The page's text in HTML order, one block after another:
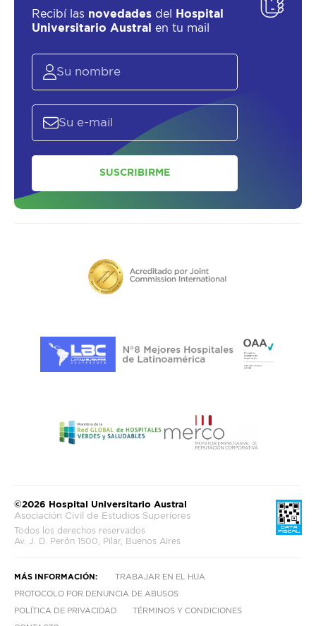
SOLICITAR UN ASESOR
Recibí las novedades del
Hospital
Universitario Austral
en tu mail
SUSCRIBIRME
©2026 Hospital Universitario Austral
Asociación Civil de Estudios Superiores
Todos los derechos reservados
Av. J. D. Perón 1500, Pilar, Buenos Aires
MÁS INFORMACIÓN: TRABAJAR EN EL HUA
PROTOCOLO POR DENUNCIA DE ABUSOS
POLÍTICA DE PRIVACIDAD TÉRMINOS Y CONDICIONES